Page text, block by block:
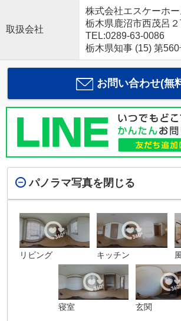
取扱会社
株式会社エスケーホー
栃木県鹿沼市西茂呂
TEL:0289-63-0086
栃木県知事 (15) 第560
お問い合わせ(無
パノラマ写真を閉じる
リビング キッチン
寝室 玄関